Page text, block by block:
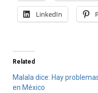
LinkedIn
Related
Malala dice: Hay
en México